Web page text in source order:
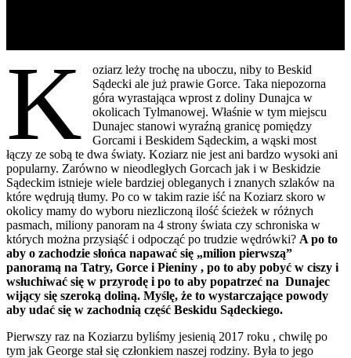
K
oziarz leży trochę na uboczu, niby to Beskid
Sądecki ale już prawie Gorce. Taka niepozorna
góra wyrastająca wprost z doliny Dunajca w
okolicach Tylmanowej. Właśnie w tym miejscu
Dunajec stanowi wyraźną granicę pomiędzy
Gorcami i Beskidem Sądeckim, a wąski most
łączy ze sobą te dwa światy. Koziarz nie jest ani bardzo wysoki ani
popularny. Zarówno w nieodległych Gorcach jak i w Beskidzie
Sądeckim istnieje wiele bardziej obleganych i znanych szlaków na
które wędrują tłumy. Po co w takim razie iść na Koziarz skoro w
okolicy mamy do wyboru niezliczoną ilość ścieżek w różnych
pasmach, miliony panoram na 4 strony świata czy schroniska w
których można przysiąść i odpocząć po trudzie wędrówki? A po to
aby o zachodzie słońca napawać się „milion pierwszą”
panoramą na Tatry, Gorce i Pieniny , po to aby pobyć w ciszy i
wsłuchiwać się w przyrodę i po to aby popatrzeć na Dunajec
wijący się szeroką doliną. Myślę, że to wystarczające powody
aby udać się w zachodnią część Beskidu Sądeckiego.
Pierwszy raz na Koziarzu byliśmy jesienią 2017 roku , chwilę po
tym jak George stał się członkiem naszej rodziny. Była to jego